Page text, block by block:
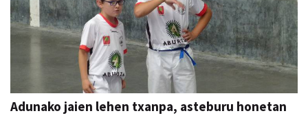
Adunako jaien lehen txanpa, asteburu honetan